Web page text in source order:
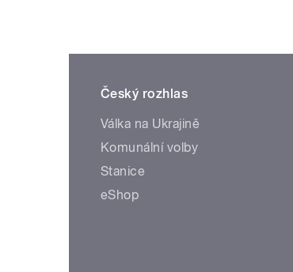
Český rozhlas
Válka na Ukrajině
Komunální volby
Stanice
eShop